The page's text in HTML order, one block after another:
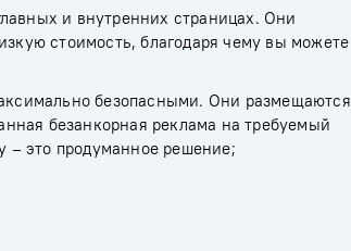
и внутренних страницах. Они
стоимость, благодаря чему вы можете
безопасными. Они размещаются
безанкорная реклама на требуемый
– это продуманное решение;